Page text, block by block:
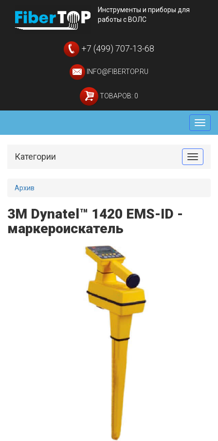
Инструменты и приборы для
работы с ВОЛС
+7 (499) 707-13-68
INFO@FIBERTOP.RU
ТОВАРОВ: 0
Меню
Toggle
Категории
Архив
3M Dynatel™ 1420 EMS-ID -
маркероискатель